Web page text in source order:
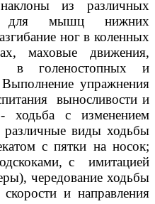
из различных
для мышц нижних
ног в коленных
маховые движения,
голеностопных и
Выполнение упражнения
выносливости и
ходьба с изменением
виды ходьбы
с пятки на носок;
с имитацией
чередование ходьбы
и направления